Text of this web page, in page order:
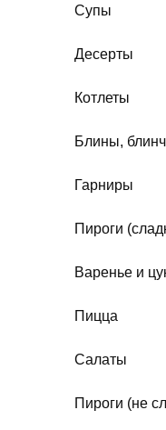
Супы
Десерты
Котлеты
Блины,
Гарниры
Пироги
Варенье и
Пицца
Салаты
Пироги (не